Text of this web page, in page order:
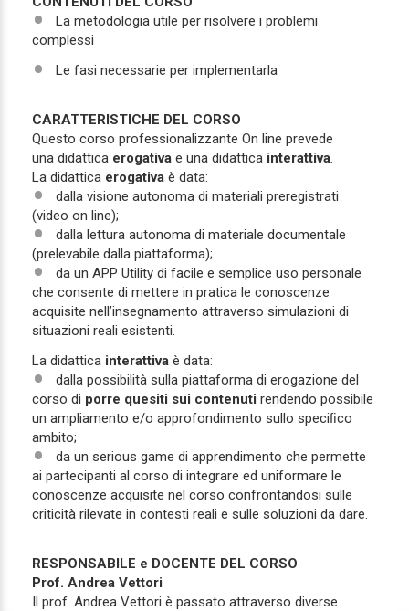
La metodologia utile per risolvere i problemi
complessi
Le fasi necessarie per implementarla
CARATTERISTICHE DEL CORSO
Questo corso professionalizzante On line prevede
una didattica erogativa e una didattica interattiva.
La didattica erogativa è data:
dalla visione autonoma di materiali preregistrati
(video on line);
dalla lettura autonoma di materiale documentale
(prelevabile dalla piattaforma);
da un APP Utility di facile e semplice uso personale
che consente di mettere in pratica le conoscenze
acquisite nell’insegnamento attraverso simulazioni di
situazioni reali esistenti.
La didattica interattiva è data:
dalla possibilità sulla piattaforma di erogazione del
corso di porre quesiti sui contenuti rendendo possibile
un ampliamento e/o approfondimento sullo speciﬁco
ambito;
da un serious game di apprendimento che permette
ai partecipanti al corso di integrare ed uniformare le
conoscenze acquisite nel corso confrontandosi sulle
criticità rilevate in contesti reali e sulle soluzioni da dare.
RESPONSABILE e DOCENTE DEL CORSO
Prof. Andrea Vettori
Il prof. Andrea Vettori è passato attraverso diverse